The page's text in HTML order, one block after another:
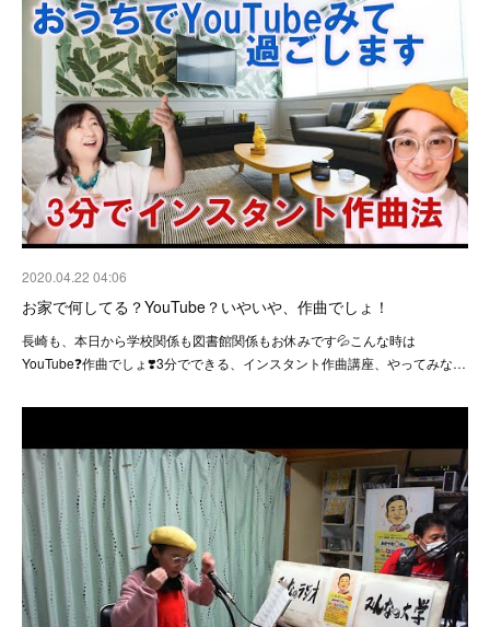
2020.04.22 04:06
お家で何してる？YouTube？いやいや、作曲でしょ！
長崎も、本日から学校関係も図書館関係もお休みです💦こんな時は
YouTube❓作曲でしょ❣️3分でできる、インスタント作曲講座、やってみな…